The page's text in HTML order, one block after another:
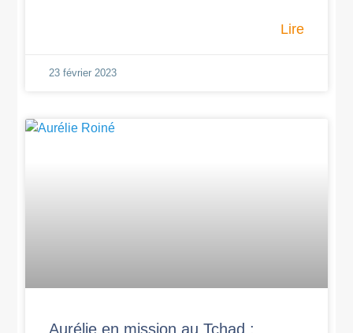
Lire
23 février 2023
Aurélie en mission au Tchad :